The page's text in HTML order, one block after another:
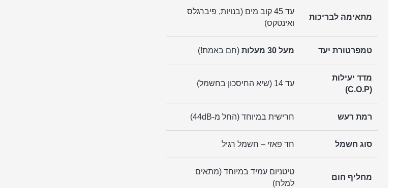
מתאימה לבריכות
עד 45 קוב מים (בנויות, פיברגלס
ואינטקס)
טמפרטורת יעד מעל 30 מעלות (חם באמת!)
מדד יעילות
(C.O.P)
עד 14 (שיא החיסכון בחשמל)
רמת רעש חרישית במיוחד (החל מ-44dB)
סוג חשמל חד פאזי – חשמל רגיל
מחליף חום
טיטניום עמיד במיוחד (מתאים
למלח)